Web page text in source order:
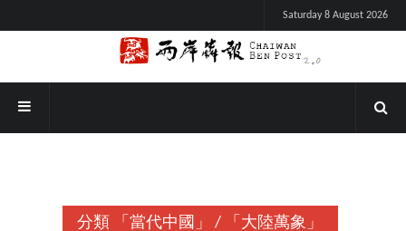
Saturday 8 August 2026
分類 「當代中國」 / 「大陸萬象」